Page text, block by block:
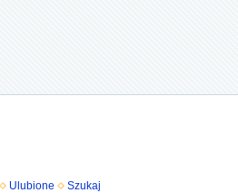
Ulubione Szukaj